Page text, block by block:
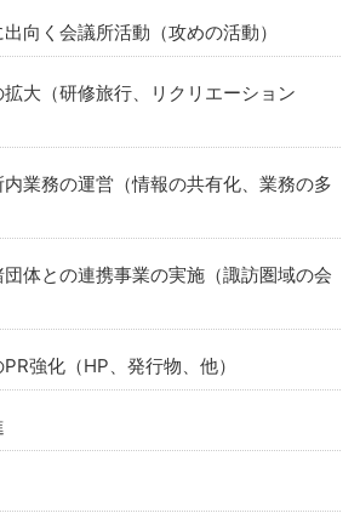
向く会議所活動（攻めの活動）
拡大（研修旅行、リクリエーション
業務の運営（情報の共有化、業務の多
体との連携事業の実施（諏訪圏域の会
強化（HP、発行物、他）